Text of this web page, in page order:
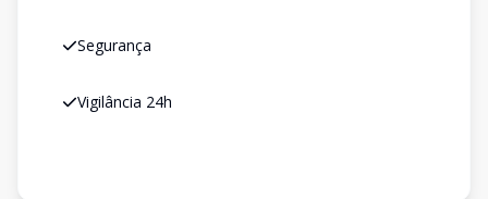
Segurança
Vigilância 24h